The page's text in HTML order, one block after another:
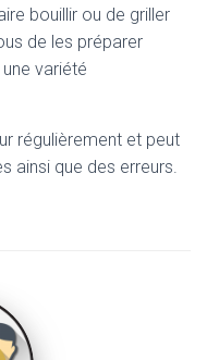
bouillir ou de griller
de les préparer
variété
régulièrement et peut
ainsi que des erreurs.